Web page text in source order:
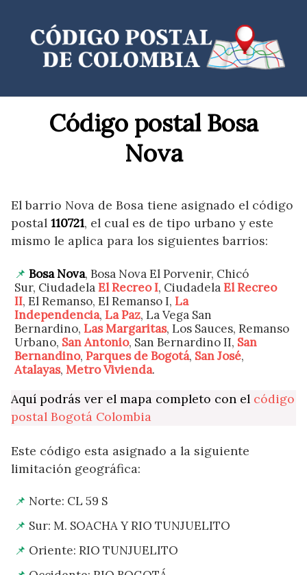
contenido
Código postal Bosa
Nova
El barrio Nova de Bosa tiene asignado el código
postal 110721, el cual es de tipo urbano y este
mismo le aplica para los siguientes barrios:
Bosa Nova, Bosa Nova El Porvenir, Chicó
Sur, CiudadelaEl Recreo I, CiudadelaEl Recreo
II, El Remanso, El Remanso I, La
Independencia, La Paz, La Vega San
Bernardino, Las Margaritas, Los Sauces, Remanso
Urbano, San Antonio, San Bernardino II, San
Bernandino, Parques de Bogotá, San José,
Atalayas, Metro Vivienda.
Aquí podrás ver el mapa completo con el código
postal Bogotá Colombia
Este código esta asignado a la siguiente
limitación geográfica:
Norte: CL 59 S
Sur: M. SOACHA Y RIO TUNJUELITO
Oriente: RIO TUNJUELITO